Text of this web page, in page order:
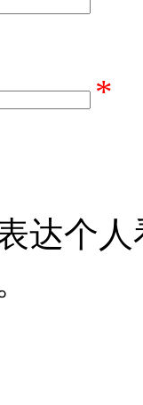
*
达个